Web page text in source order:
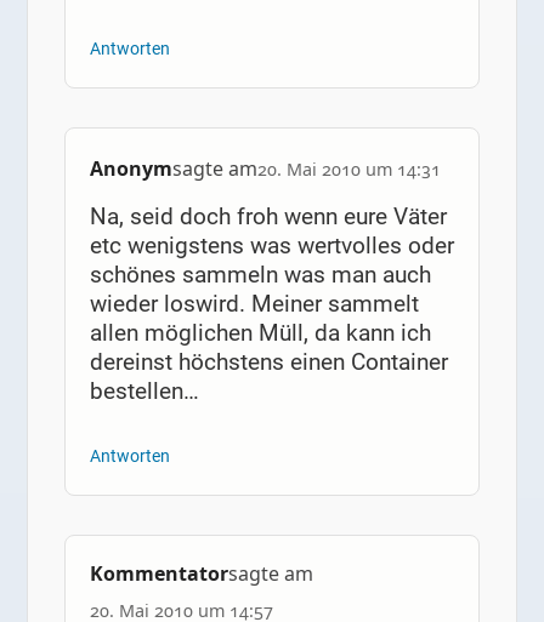
Antworten
Anonymsagte am20. Mai 2010 um 14:31
Na, seid doch froh wenn eure Väter
etc wenigstens was wertvolles oder
schönes sammeln was man auch
wieder loswird. Meiner sammelt
allen möglichen Müll, da kann ich
dereinst höchstens einen Container
bestellen…
Antworten
Kommentatorsagte am
20. Mai 2010 um 14:57